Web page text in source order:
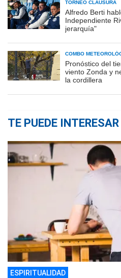
TORNEO CLAUSURA
Alfredo Berti
Independiente
jerarquía"
COMBO
Pronóstico del
viento Zonda y
la cordillera
TE PUEDE INTERESAR
ESPIRITUALIDAD